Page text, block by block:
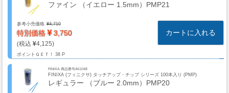
ク
ラ
シ
Mack
Brush
ファイン （イエロー 1.5mm）PMP21
参考小売価格 4,710
特別価格 3,750
4,125
ポイントＧＥＴ！ 38 P
カートに入れる
FINIXA 商品番号461048
FINIXA (フィニクサ) タッチアップ・チップ シリーズ 100本入り (PMP)
レギュラー （ブルー 2.0mm）PMP20